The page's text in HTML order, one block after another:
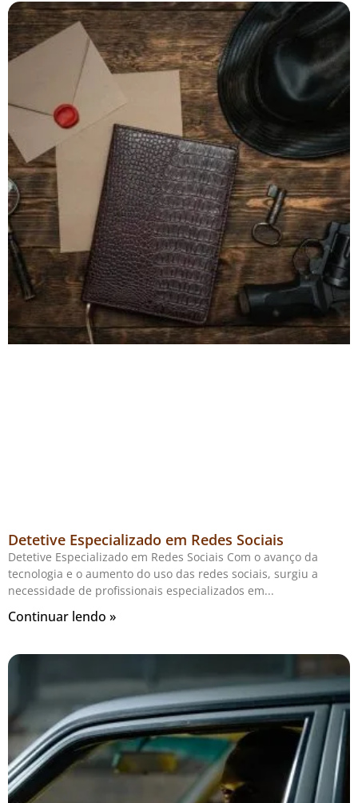
Detetive Especializado em Redes Sociais
Detetive Especializado em Redes Sociais Com o avanço da
tecnologia e o aumento do uso das redes sociais, surgiu a
necessidade de profissionais especializados em
Continuar lendo »